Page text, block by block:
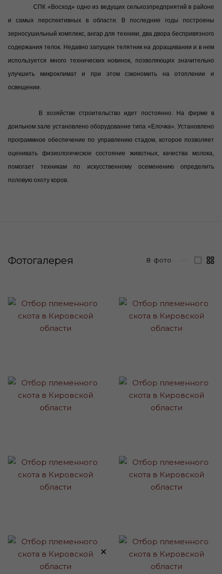
СПК «Восход» одно из ведущих сельхозпредприятий в районе
и самых перспективных в области. В последние годы построены
зерносушильный комплекс, ангар для техники, два двора беспривязного
содержания телок. Недавно запущен телятник на доращивании и в нем
используется много технических новинок, позволяющих значительно
улучшить микроклимат и при этом сэкономить на отоплении и
освещении.
В хозяйстве строительство идет постоянно. На ферме в
доильном зале установлено оборудование типа «Елочка». Установлено
программное обеспечение по управлению стадом, которое позволяет
оценивать физиологическое состояние животных, качества молока,
помогает техникам по искусственному осеменению определить
половую охоту коров.
Фотогалерея 8 фото
×